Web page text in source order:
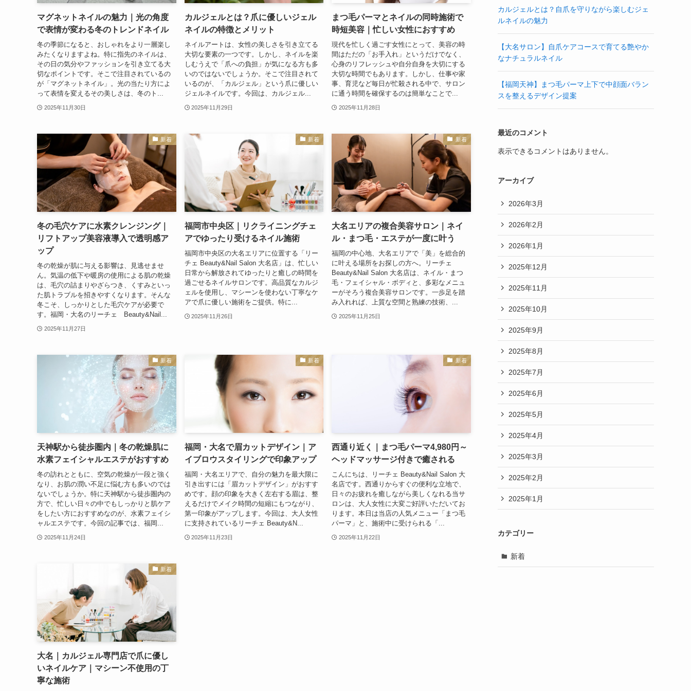
マグネットネイルの魅力｜光の角度
で表情が変わる冬のトレンドネイル
冬の季節になると、おしゃれをより一層楽し
みたくなりますよね。特に指先のネイルは、
その日の気分やファッションを引き立てる大
切なポイントです。そこで注目されているの
が「マグネットネイル」。光の当たり方によ
って表情を変えるその美しさは、冬のト...
2025年11月30日
カルジェルとは？爪に優しいジェル
ネイルの特徴とメリット
ネイルアートは、女性の美しさを引き立てる
大切な要素の一つです。しかし、ネイルを楽
しむうえで「爪への負担」が気になる方も多
いのではないでしょうか。そこで注目されて
いるのが、「カルジェル」という爪に優しい
ジェルネイルです。今回は、カルジェル...
2025年11月29日
まつ毛パーマとネイルの同時施術で
時短美容｜忙しい女性におすすめ
現代を忙しく過ごす女性にとって、美容の時
間はただの「お手入れ」というだけでなく、
心身のリフレッシュや自分自身を大切にする
大切な時間でもあります。しかし、仕事や家
事、育児など毎日が忙殺される中で、サロン
に通う時間を確保するのは簡単なことで...
2025年11月28日
新着
冬の毛穴ケアに水素クレンジング｜
リフトアップ美容液導入で透明感ア
ップ
冬の乾燥が肌に与える影響は、見逃せませ
ん。気温の低下や暖房の使用による肌の乾燥
は、毛穴の詰まりやざらつき、くすみといっ
た肌トラブルを招きやすくなります。そんな
冬こそ、しっかりとした毛穴ケアが必要で
す。福岡・大名のリーチェ Beauty&Nail...
2025年11月27日
新着
福岡市中央区｜リクライニングチェ
アでゆったり受けるネイル施術
福岡市中央区の大名エリアに位置する「リー
チェ Beauty&Nail Salon 大名店」は、忙しい
日常から解放されてゆったりと癒しの時間を
過ごせるネイルサロンです。高品質なカルジ
ェルを使用し、マシーンを使わない丁寧なケ
アで爪に優しい施術をご提供。特に...
2025年11月26日
新着
大名エリアの複合美容サロン｜ネイ
ル・まつ毛・エステが一度に叶う
福岡の中心地、大名エリアで「美」を総合的
に叶える場所をお探しの方へ。リーチェ
Beauty&Nail Salon 大名店は、ネイル・まつ
毛・フェイシャル・ボディと、多彩なメニュ
ーがそろう複合美容サロンです。一歩足を踏
み入れれば、上質な空間と熟練の技術、...
2025年11月25日
新着
天神駅から徒歩圏内｜冬の乾燥肌に
水素フェイシャルエステがおすすめ
冬の訪れとともに、空気の乾燥が一段と強く
なり、お肌の潤い不足に悩む方も多いのでは
ないでしょうか。特に天神駅から徒歩圏内の
方で、忙しい日々の中でもしっかりと肌ケア
をしたい方におすすめなのが、水素フェイシ
ャルエステです。今回の記事では、福岡...
2025年11月24日
新着
福岡・大名で眉カットデザイン｜ア
イブロウスタイリングで印象アップ
福岡・大名エリアで、自分の魅力を最大限に
引き出すには「眉カットデザイン」がおすす
めです。顔の印象を大きく左右する眉は、整
えるだけでメイク時間の短縮にもつながり、
第一印象がアップします。今回は、大人女性
に支持されているリーチェ Beauty&N...
2025年11月23日
新着
西通り近く｜まつ毛パーマ4,980円～
ヘッドマッサージ付きで癒される
こんにちは、リーチェ Beauty&Nail Salon 大
名店です。西通りからすぐの便利な立地で、
日々のお疲れを癒しながら美しくなれる当サ
ロンは、大人女性に大変ご好評いただいてお
ります。本日は当店の人気メニュー「まつ毛
パーマ」と、施術中に受けられる「...
2025年11月22日
新着
大名｜カルジェル専門店で爪に優し
いネイルケア｜マシーン不使用の丁
寧な施術
カルジェルとは？自爪を守りながら楽しむジェ
ルネイルの魅力
【大名サロン】自爪ケアコースで育てる艶やか
なナチュラルネイル
【福岡天神】まつ毛パーマ上下で中顔面バラン
スを整えるデザイン提案
最近のコメント
表示できるコメントはありません。
アーカイブ
2026年3月
2026年2月
2026年1月
2025年12月
2025年11月
2025年10月
2025年9月
2025年8月
2025年7月
2025年6月
2025年5月
2025年4月
2025年3月
2025年2月
2025年1月
カテゴリー
新着